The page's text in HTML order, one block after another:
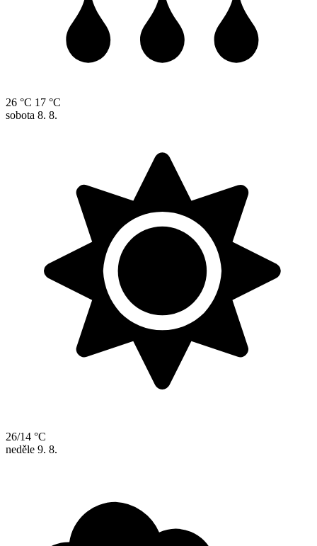
26 °C 17 °C
sobota 8. 8.
26/14 °C
neděle 9. 8.